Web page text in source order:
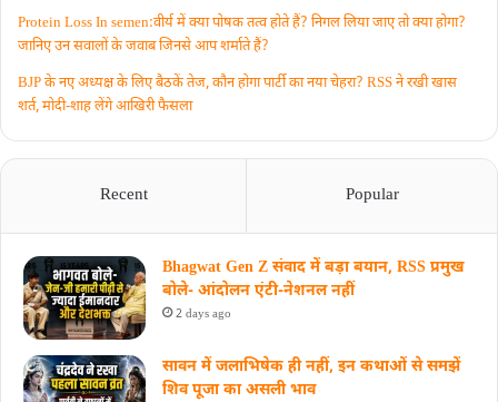
Protein Loss In semen:वीर्य में क्या पोषक तत्व होते हैं? निगल लिया जाए तो क्या होगा?
जानिए उन सवालों के जवाब जिनसे आप शर्माते हैं?
BJP के नए अध्यक्ष के लिए बैठकें तेज, कौन होगा पार्टी का नया चेहरा? RSS ने रखी खास
शर्त, मोदी-शाह लेंगे आखिरी फैसला
Recent Popular
Bhagwat Gen Z संवाद में बड़ा बयान, RSS प्रमुख
बोले- आंदोलन एंटी-नेशनल नहीं
2 days ago
सावन में जलाभिषेक ही नहीं, इन कथाओं से समझें
शिव पूजा का असली भाव